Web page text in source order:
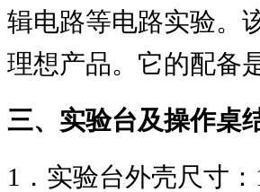
辑电路等电路实验。
理想产品。它的配备
三、实验台及操作桌
1 ．实验台外壳尺寸：